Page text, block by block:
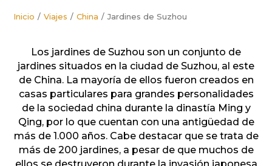
Inicio Viajes China Jardines de Suzhou
Los jardines de Suzhou son un conjunto de
jardines situados en la ciudad de Suzhou, al este
de China. La mayoría de ellos fueron creados en
casas particulares para grandes personalidades
de la sociedad china durante la dinastía Ming y
Qing, por lo que cuentan con una antigüedad de
más de 1.000 años. Cabe destacar que se trata de
más de 200 jardines, a pesar de que muchos de